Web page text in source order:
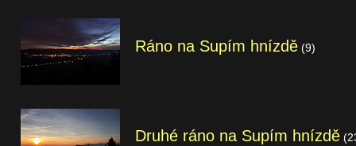
Ráno na Supím hnízdě (9)
Druhé ráno na Supím hnízdě